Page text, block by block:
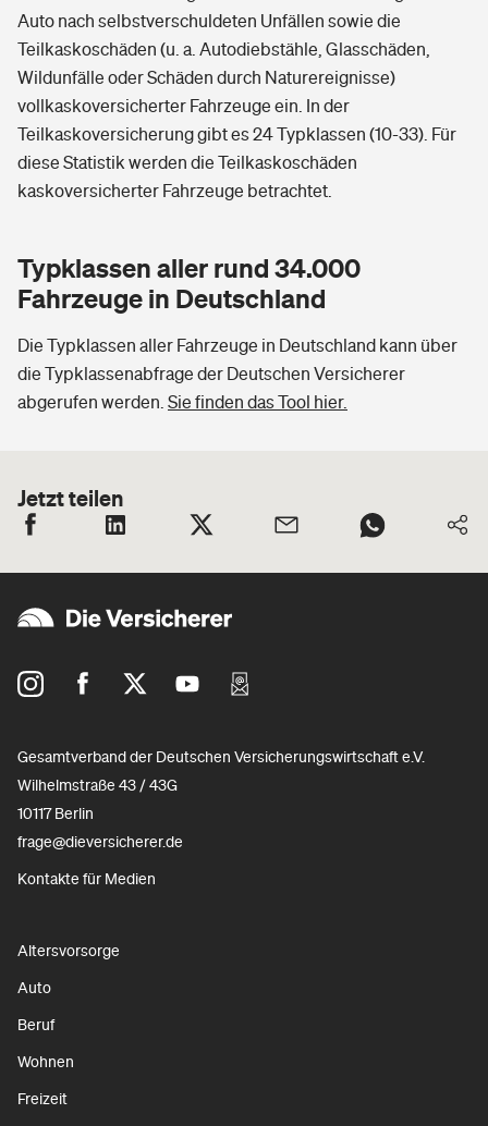
Auto nach selbstverschuldeten Unfällen sowie die
Teilkaskoschäden (u. a. Autodiebstähle, Glasschäden,
Wildunfälle oder Schäden durch Naturereignisse)
vollkaskoversicherter Fahrzeuge ein. In der
Teilkaskoversicherung gibt es 24 Typklassen (10-33). Für
diese Statistik werden die Teilkaskoschäden
kaskoversicherter Fahrzeuge betrachtet.
Typklassen aller rund 34.000
Fahrzeuge in Deutschland
Die Typklassen aller Fahrzeuge in Deutschland kann über
die Typklassenabfrage der Deutschen Versicherer
abgerufen werden. Sie finden das Tool hier.
Jetzt teilen
Gesamtverband der Deutschen Versicherungswirtschaft e.V.
Wilhelmstraße 43 / 43G
10117 Berlin
frage@dieversicherer.de
Kontakte für Medien
Altersvorsorge
Auto
Beruf
Wohnen
Freizeit